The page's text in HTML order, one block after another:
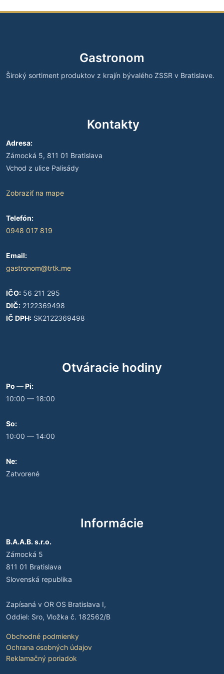
Gastronom
Široký sortiment produktov z krajín bývalého ZSSR v Bratislave.
Kontakty
Adresa:
Zámocká 5, 811 01 Bratislava
Vchod z ulice Palisády
Zobraziť na mape
Telefón:
0948 017 819
Email:
gastronom@trtk.me
IČO: 56 211 295
DIČ: 2122369498
IČ DPH: SK2122369498
Otváracie hodiny
Po — Pi:
10:00 — 18:00
So:
10:00 — 14:00
Ne:
Zatvorené
Informácie
B.A.A.B. s.r.o.
Zámocká 5
811 01 Bratislava
Slovenská republika
Zapísaná v OR OS Bratislava I,
Oddiel: Sro, Vložka č. 182562/B
Obchodné podmienky
Ochrana osobných údajov
Reklamačný poriadok